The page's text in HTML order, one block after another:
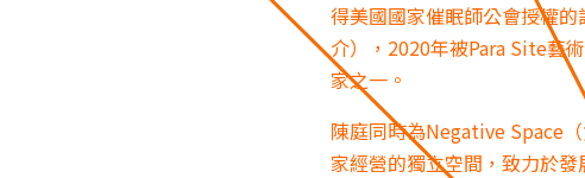
得美國國家催眠師公會授權的
介），2020年被Para Site藝
家之一。
陳庭同時為Negative Space
家經營的獨立空間，致力於